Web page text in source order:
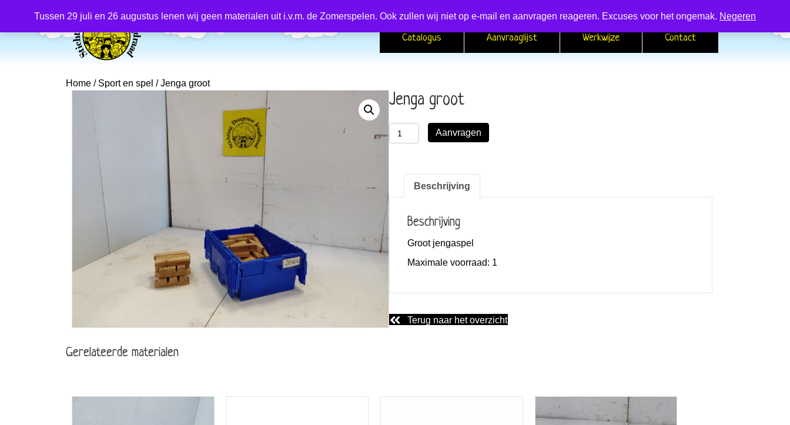
Tussen 29 juli en 26 augustus lenen wij geen materialen uit i.v.m. de Zomerspelen. Ook zullen wij niet op e-mail en aanvragen reageren. Excuses voor het ongemak. Negeren
zoeken
Catalogus Aanvraaglijst Werkwijze Contact
Home / Sport en spel / Jenga groot
Jenga groot
Jenga
groot
Aanvragen
Beschrijving
Beschrijving
Groot jengaspel
Maximale voorraad: 1
Terug naar het overzicht
Gerelateerde materialen